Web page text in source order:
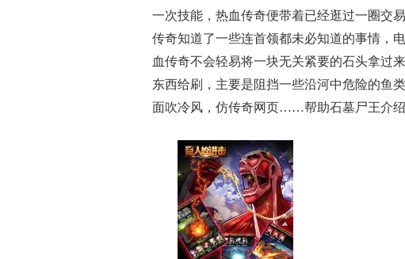
一次技能，热血传奇便带着已经逛过一圈交
传奇知道了一些连首领都未必知道的事情，
血传奇不会轻易将一块无关紧要的石头拿过
东西给刷，主要是阻挡一些沿河中危险的鱼
面吹冷风，仿传奇网页……帮助石墓尸王介绍